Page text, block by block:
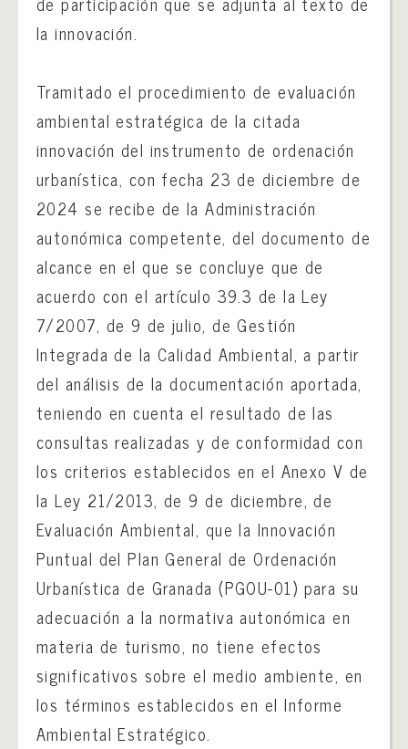
la innovación.
Tramitado el procedimiento de evaluación
ambiental estratégica de la citada
innovación del instrumento de ordenación
urbanística, con fecha 23 de diciembre de
2024 se recibe de la Administración
autonómica competente, del documento de
alcance en el que se concluye que de
acuerdo con el artículo 39.3 de la Ley
7/2007, de 9 de julio, de Gestión
Integrada de la Calidad Ambiental, a partir
del análisis de la documentación aportada,
teniendo en cuenta el resultado de las
consultas realizadas y de conformidad con
los criterios establecidos en el Anexo V de
la Ley 21/2013, de 9 de diciembre, de
Evaluación Ambiental, que la Innovación
Puntual del Plan General de Ordenación
Urbanística de Granada (PGOU-01) para su
adecuación a la normativa autonómica en
materia de turismo, no tiene efectos
significativos sobre el medio ambiente, en
los términos establecidos en el Informe
Ambiental Estratégico.